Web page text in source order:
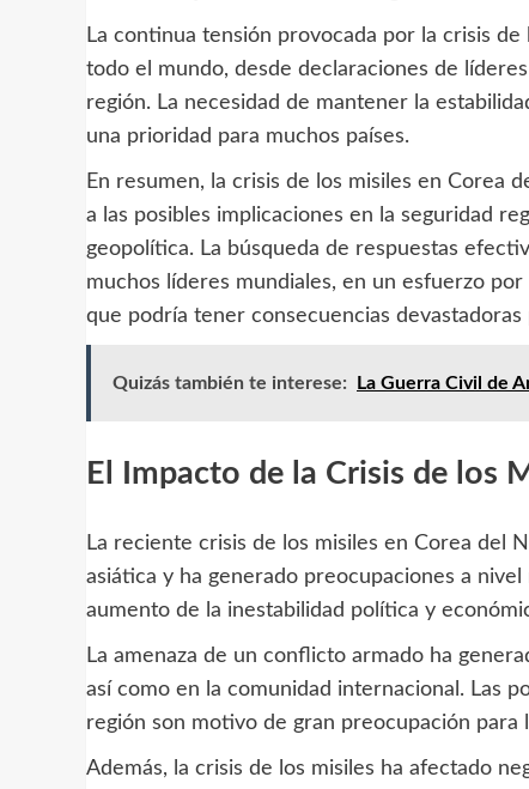
La continua tensión provocada por la crisis
todo el mundo, desde declaraciones de
región. La necesidad de mantener la
una prioridad para muchos países.
En resumen, la crisis de los misiles en Corea
a las posibles implicaciones en la seguridad
geopolítica. La búsqueda de respuestas
muchos líderes mundiales, en un esfuerzo
que podría tener consecuencias devastadoras
Quizás también te interese: La Guerra Civil de
El Impacto de la Crisis de los
La reciente crisis de los misiles en Corea del
asiática y ha generado preocupaciones a
aumento de la inestabilidad política y
La amenaza de un conflicto armado ha
así como en la comunidad internacional. Las
región son motivo de gran preocupación para
Además, la crisis de los misiles ha afectado